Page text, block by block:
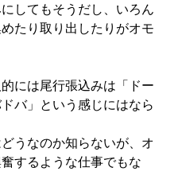
してもそうだし、いろん
たり取り出したりがオモ
には尾行張込みは「ドー
バ」という感じにはなら
うなのか知らないが、オ
するような仕事でもな